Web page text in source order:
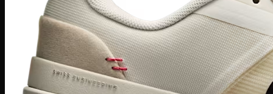
Giày Puma
Puma Palermo
Puma Suede
Puma Speedcat
Giày Reebok